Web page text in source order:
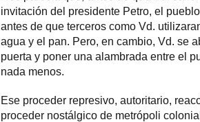
invitación del presidente Petro, el
antes de que terceros como Vd.
agua y el pan. Pero, en cambio, Vd. se
puerta y poner una alambrada entre el
nada menos.
Ese proceder represivo, autoritario,
proceder nostálgico de metrópoli